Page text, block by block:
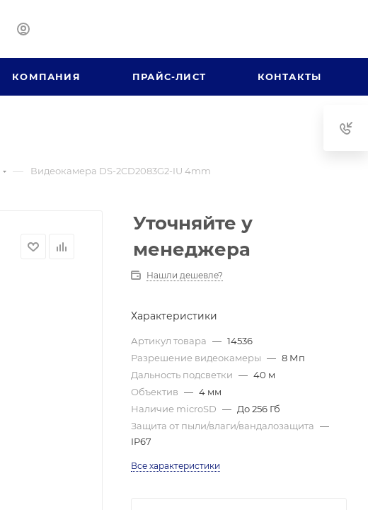
КОМПАНИЯ ПРАЙС-ЛИСТ КОНТАКТЫ
— Видеокамера DS-2CD2083G2-IU 4mm
Уточняйте у
менеджера
Нашли дешевле?
Характеристики
Артикул товара — 14536
Разрешение видеокамеры — 8 Мп
Дальность подсветки — 40 м
Объектив — 4 мм
Наличие microSD — До 256 Гб
Защита от пыли/влаги/вандалозащита —
IP67
Все характеристики